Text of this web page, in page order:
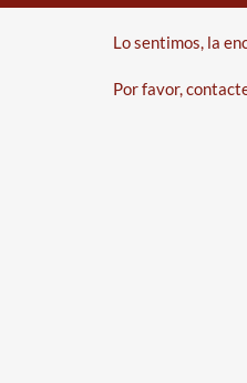
Lo sentimos, la
Por favor,